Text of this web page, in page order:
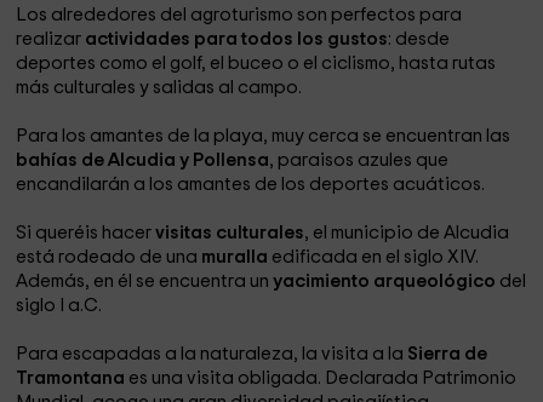
Los alrededores del agroturismo son perfectos para
realizar actividades para todos los gustos: desde
deportes como el golf, el buceo o el ciclismo, hasta rutas
más culturales y salidas al campo.
Para los amantes de la playa, muy cerca se encuentran las
bahías de Alcudia y Pollensa, paraisos azules que
encandilarán a los amantes de los deportes acuáticos.
Si queréis hacervisitas culturales, el municipio de Alcudia
está rodeado de una muralla edificada en el siglo XIV.
Además, en él se encuentra unyacimiento arqueológico del
siglo I a.C.
Para escapadas a la naturaleza, la visita a la Sierra de
Tramontana es una visita obligada. Declarada Patrimonio